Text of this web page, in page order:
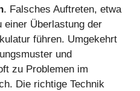
. Falsches Auftreten, etwa
einer Überlastung der
führen. Umgekehrt
und
zu Problemen im
Die richtige Technik